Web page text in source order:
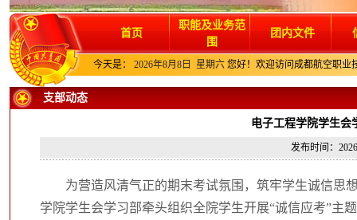
首页
职能及业务范
围
团内文件
今天是： 2026年8月8日 星期六 您好！欢迎访问成都航空职业
支部动态
电子工程学院学生会
发布时间：
为营造风清气正的期末考试氛围，筑牢学生诚信思
学院学生会学习部牵头组织全院学生开展“诚信应考”主